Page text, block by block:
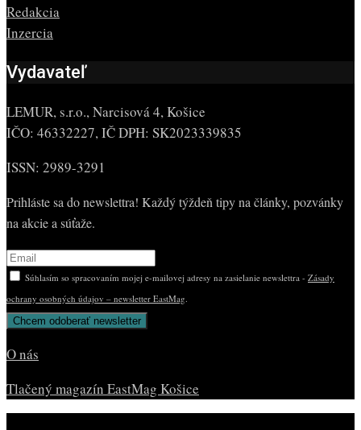
Redakcia
Inzercia
Vydavateľ
LEMUR, s.r.o., Narcisová 4, Košice
IČO: 46332227, IČ DPH: SK2023339835
ISSN: 2989-3291
Prihláste sa do newslettra! Každý týždeň tipy na články, pozvánky
na akcie a súťaže.
Súhlasím so spracovaním mojej e-mailovej adresy na zasielanie newslettra - Zásady
ochrany osobných údajov – newsletter EastMag
O nás
Tlačený magazín EastMag Košice